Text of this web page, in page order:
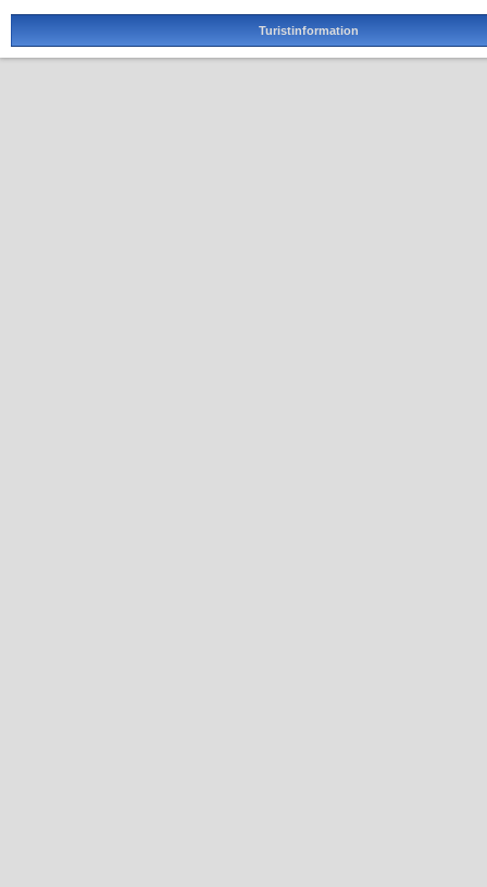
Turistinformation